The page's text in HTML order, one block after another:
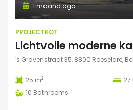
1 maand ago
PROJECTKOT
Lichtvolle moderne
's Gravenstraat 35, 8800 Roeselare,
25 m2 27
10 Bathrooms